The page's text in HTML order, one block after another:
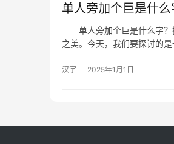
单人旁加个巨是什么
单人旁加个巨是什么字？
之美。今天，我们要探讨的
汉字 2025年1月1日